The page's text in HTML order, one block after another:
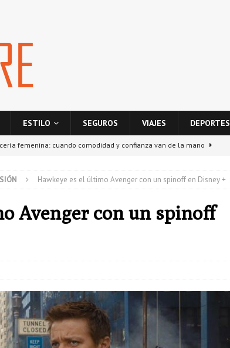
ESTILO SEGUROS VIAJES DEPORTES
femenina: cuando comodidad y confianza van de la mano
civil entre vecinos: ¿quién paga si hay daños en la
La nube como motor de crecimiento para empresas digitales
Hawkeye es el último Avenger con un spinoff en Disney +
Avenger con un spinoff